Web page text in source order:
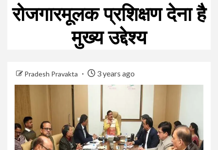
रोजगारमूलक प्रशिक्षण देना है
मुख्य उद्देश्य
Pradesh Pravakta 3 years ago